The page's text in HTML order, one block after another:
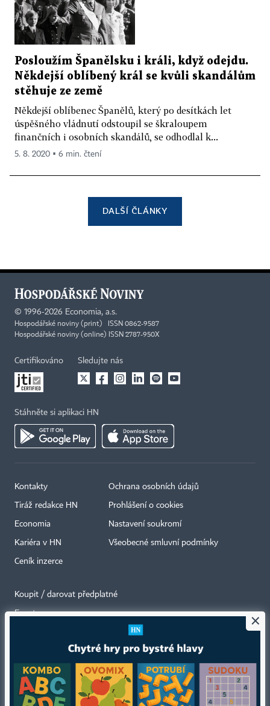
Posloužím Španělsku i králi, když odejdu.
Někdejší oblíbený král se kvůli skandálům
stěhuje ze země
Někdejší oblíbenec Španělů, který po desítkách let
úspěšného vládnutí odstoupil se škraloupem
finančních i osobních skandálů, se odhodlal k...
5. 8. 2020 ▪ 6 min. čtení
DALŠÍ ČLÁNKY
© 1996-2026 Economia, a.s.
Hospodářské noviny (print) ISSN 0862-9587
Hospodářské noviny (online) ISSN 2787-950X
Certifikováno Sledujte nás
Stáhněte si aplikaci HN
Kontakty
Tiráž redakce HN
Economia
Kariéra v HN
Ceník inzerce
Ochrana osobních údajů
Prohlášení o cookies
Nastavení soukromí
Všeobecné smluvní podmínky
Koupit / darovat předplatné
Eventy
Autorská práva vykonává vydavatel. Bez písemného svolení vydavatele je
×